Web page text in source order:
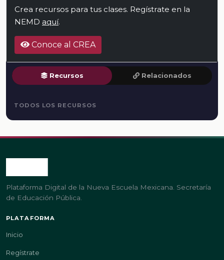
Crea recursos para tus clases. Regístrate en la
NEMD aquí.
Conoce al CREA
Recursos Relacionados
TODOS LOS RECURSOS
Plataforma Digital de la Nueva Escuela Mexicana. Secretaría
de Educación Pública.
PLATAFORMA
Inicio
Regístrate